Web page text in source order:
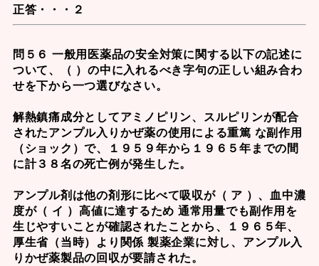
正答・・・２
問５６ 一般用医薬品の安全対策に関する以下の記述に
ついて、（ ）の中に入れるべき字句の正しい組み合わ
せを下から一つ選びなさい。
解熱鎮痛成分としてアミノピリン、スルピリンが配合
されたアンプル入りかぜ薬の使用による重篤 な副作用
（ショック）で、１９５９年から１９６５年までの間
に計３８名の死亡例が発生した。
アンプル剤は他の剤形に比べて吸収が（ ア ）、血中濃
度が（ イ ）高値に達するため 通常用量でも副作用を
生じやすいことが確認されたことから、１９６５年、
厚生省（当時）より関係 製薬企業に対し、アンプル入
りかぜ薬製品の回収が要請された。